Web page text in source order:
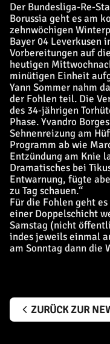
Der Bundesliga-Re-
Borussia geht es am
zehnwöchigen
Bayer 04 Leverkusen
Vorbereitungen auf
heutigen
minütigen Einheit
Yann Sommer nahm
der Fohlen teil. Die
des 34-jährigen
Phase. Yvandro
Sehnenreizung am
Programm ab wie
Entzündung am Knie
Dramatisches bei
Entwarnung, fügte
zu Tag schauen.“
Für die Fohlen geht
einer Doppelschicht
Samstag (nicht
indes jeweils einmal
am Sonntag dann die
ZURÜCK ZUR